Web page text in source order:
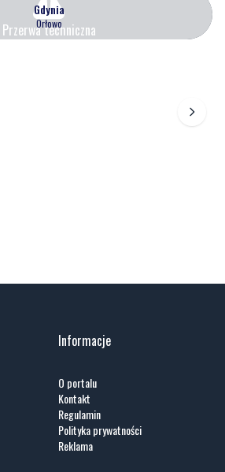
Przerwa techniczna
Gdynia
Orłowo
Informacje
O portalu
Kontakt
Regulamin
Polityka prywatności
Reklama